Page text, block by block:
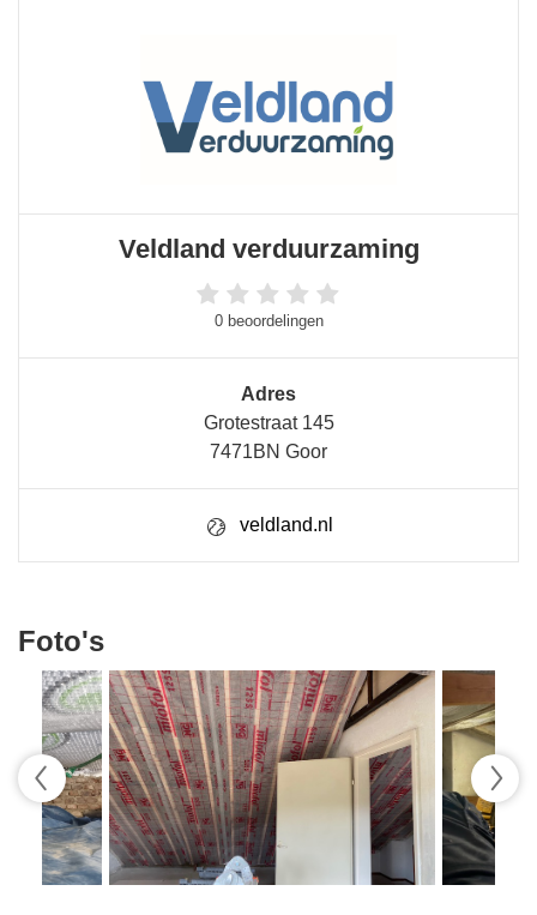
Veldland verduurzaming
0 beoordelingen
Adres
Grotestraat 145
7471BN Goor
veldland.nl
Foto's